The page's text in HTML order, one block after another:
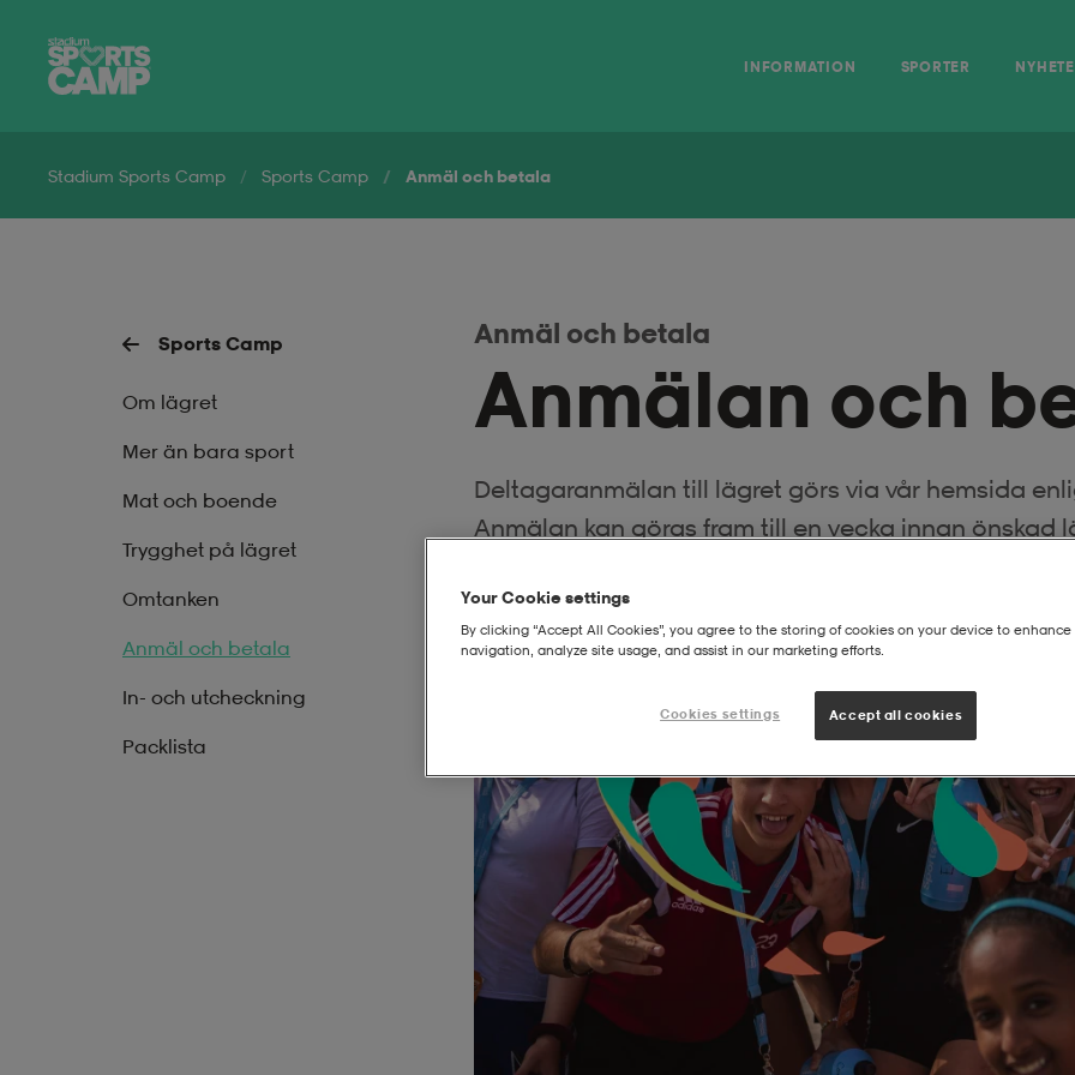
INFORMATION SPORTER
Stadium Sports Camp Sports Camp Anmäl och betala
Sports Camp
Om lägret
Mer än bara sport
Mat och boende
Trygghet på lägret
Omtanken
Anmäl och betala
In- och utcheckning
Packlista
Anmäl och betala
Anmälan och
Deltagaranmälan till lägret görs via vår hemsida
Anmälan kan göras fram till en vecka innan önskad
Your Cookie settings
By clicking “Accept All Cookies”, you agree to the storing of cookies on your device to enhance
navigation, analyze site usage, and assist in our marketing efforts.
Cookies settings Accept all cookies